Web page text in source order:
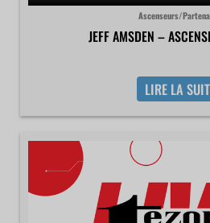
Ascenseurs/
JEFF AMSDEN –
LIRE LA